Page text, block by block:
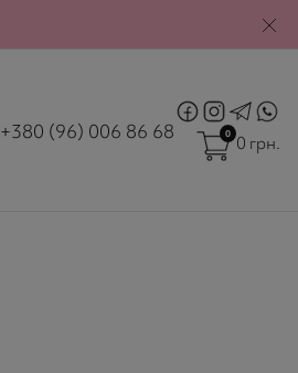
РЄСТРАЦІЯ
+380 (96) 006 86 68 0 0 грн.